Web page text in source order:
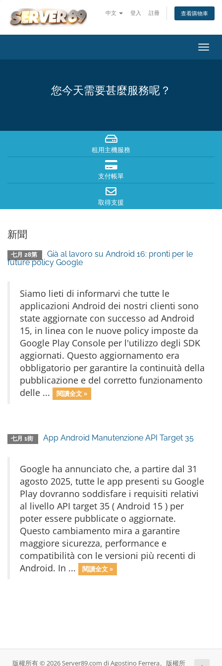
中文 登入 註冊 查看購物車
切
換
您今天需要甚麼服務呢？
租用主機服務
支付帳單
取得支援
新聞
七月 28第
Già al lavoro su Android 16: pronti per le
future policy Google
Siamo lieti di informarvi che tutte le
applicazioni Android dei nostri clienti sono
state aggiornate con successo ad Android
15, in linea con le nuove policy imposte da
Google Play Console per l'utilizzo degli SDK
aggiornati. Questo aggiornamento era
obbligatorio per garantire la continuità della
pubblicazione e del corretto funzionamento
delle ...
閱讀全文 »
七月 1街 App Android Manutenzione API Target 35
Google ha annunciato che, a partire dal 31
agosto 2025, tutte le app presenti su Google
Play dovranno soddisfare i requisiti relativi
al livello API target 35 ( Android 15 ) per
poter essere pubblicate o aggiornate.
Questo cambiamento mira a garantire
maggiore sicurezza, performance e
compatibilità con le versioni più recenti di
Android. In ...
閱讀全文 »
版權所有 © 2026 Server89.com di Agostino Ferrera。版權所